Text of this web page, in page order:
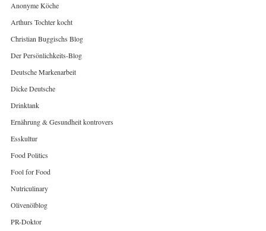
Anonyme Köche
Arthurs Tochter kocht
Christian Buggischs Blog
Der Persönlichkeits-Blog
Deutsche Markenarbeit
Dicke Deutsche
Drinktank
Ernährung & Gesundheit kontrovers
Esskultur
Food Politics
Fool for Food
Nutriculinary
Olivenölblog
PR-Doktor